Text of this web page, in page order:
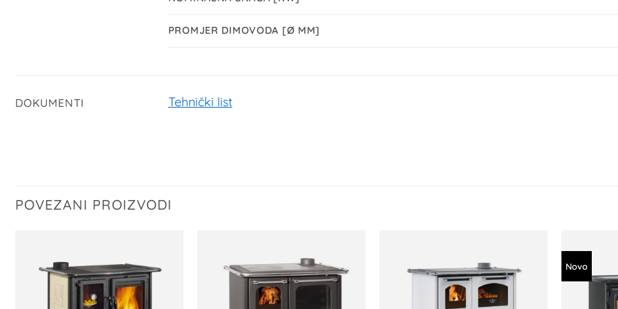
PROMJER DIMOVODA [Ø MM]
DOKUMENTI Tehnički list
POVEZANI PROIZVODI
Novo